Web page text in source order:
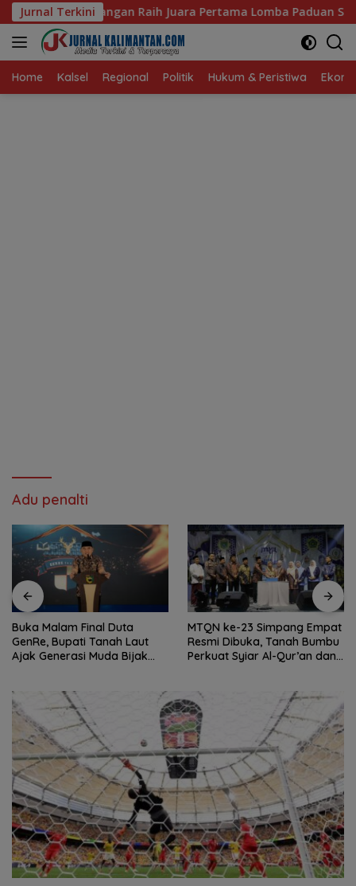
Langsung
ke
konten
Jurnal Terkini
Pertama Lomba Paduan Suara Mars PKK Provinsi Kalsel
Home Kalsel Regional Politik Hukum & Peristiwa
Adu penalti
Buka Malam Final Duta
GenRe, Bupati Tanah Laut
Ajak Generasi Muda Bijak
MTQN ke-23 Simpang Empat
Resmi Dibuka, Tanah Bumbu
Perkuat Syiar Al-Qur’an dan